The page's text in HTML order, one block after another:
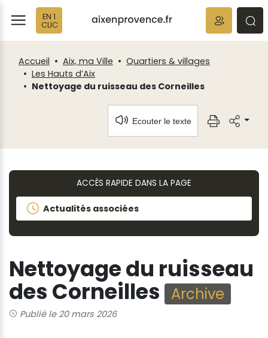
EN 1
CLIC
Accueil Aix, ma Ville
Quartiers & villages
Les Hauts d’Aix
Nettoyage du ruisseau des Corneilles
Ecouter le texte
ACCÈS RAPIDE DANS LA PAGE
Actualités associées
Nettoyage du ruisseau
des Corneilles Archive
Publié le 20 mars 2026
Fenêtre
de
chat
Panneau de gestion des cookies